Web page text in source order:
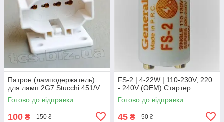
Патрон (ламподержатель)
для ламп 2G7 Stucchi 451/V
Готово до відправки
100 ₴ 150 ₴
FS-2 | 4-22W | 110-230V, 220
- 240V (OEM) Стартер
Готово до відправки
45 ₴ 50 ₴